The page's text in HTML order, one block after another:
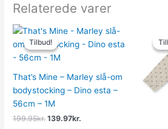
Relaterede varer
Tilbud!
Tilbud!
That’s Mine – Marley slå-om
bodystocking – Dino esta –
56cm – 1M
199.95kr.
Den
oprindelige
pris
var:
139.97kr.
Den
aktuelle
pris